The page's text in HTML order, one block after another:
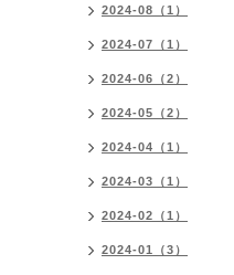
2024-08（1）
2024-07（1）
2024-06（2）
2024-05（2）
2024-04（1）
2024-03（1）
2024-02（1）
2024-01（3）